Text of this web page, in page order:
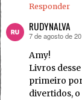
Responder
RUDYNALVA
disse:
7 de agosto de
Amy!
Livros
primeiro
divertidos,